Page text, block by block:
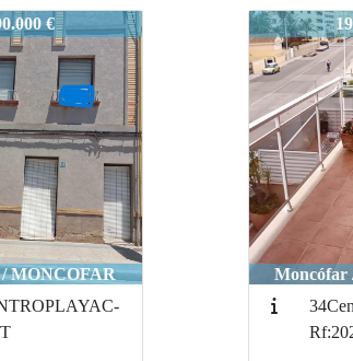
RF:7007-CENTROPLAYA
€
MONCOFAR
Int-
Moncófar